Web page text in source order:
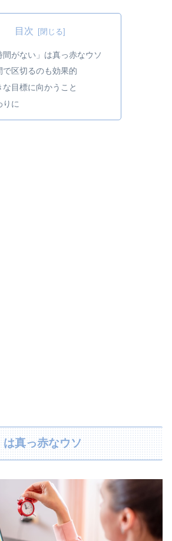
目次
間がない」は真っ赤なウソ
で区切るのも効果的
な目標に向かうこと
りに
は真っ赤なウソ